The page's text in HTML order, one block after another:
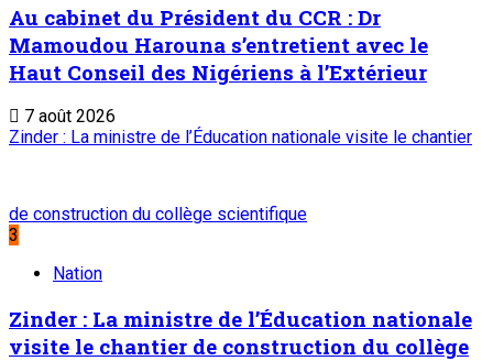
Au cabinet du Président du CCR : Dr
Mamoudou Harouna s’entretient avec le
Haut Conseil des Nigériens à l’Extérieur
7 août 2026
Zinder : La ministre de l’Éducation nationale visite le chantier
de construction du collège scientifique
3
Nation
Zinder : La ministre de l’Éducation nationale
visite le chantier de construction du collège